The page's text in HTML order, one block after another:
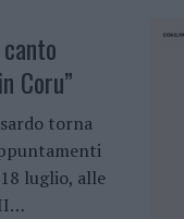
Coru”
torna
luglio, alle